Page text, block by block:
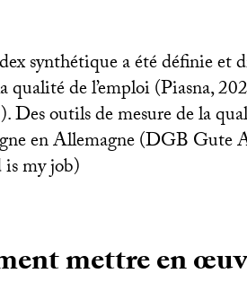
synthétique a été définie et
de l’emploi (Piasna,
Des outils de mesure de la
en Allemagne (DGBGute
my job)
mettre en